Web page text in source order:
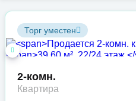
Торг уместен
2-комн.
Квартира